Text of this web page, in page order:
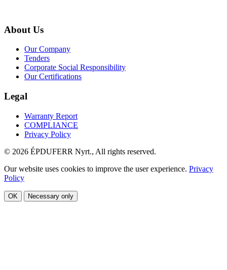
About Us
Our Company
Tenders
Corporate Social Responsibility
Our Certifications
Legal
Warranty Report
COMPLIANCE
Privacy Policy
© 2026 ÉPDUFERR Nyrt., All rights reserved.
Our website uses cookies to improve the user experience. Privacy
Policy
OK Necessary only